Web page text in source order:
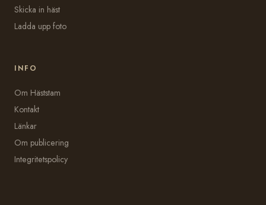
Skicka in häst
Ladda upp foto
INFO
Om Häststam
Kontakt
Länkar
Om publicering
Integritetspolicy